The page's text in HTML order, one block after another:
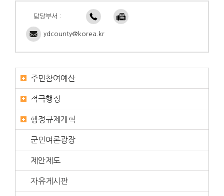
담당부서 :
ydcounty@korea.kr
주민참여예산
적극행정
행정규제개혁
군민여론광장
제안제도
자유게시판